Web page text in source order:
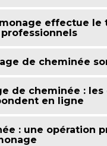
effectue le
de cheminée
de cheminée :
en ligne
: une opération